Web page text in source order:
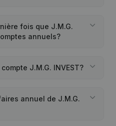
fois que J.M.G.
annuels?
J.M.G. INVEST?
annuel de J.M.G.